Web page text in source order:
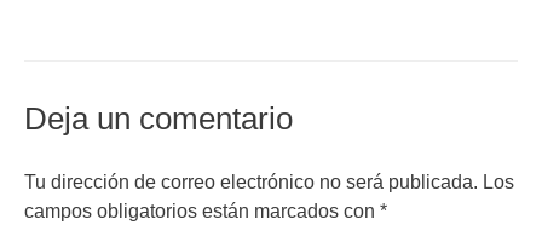
Deja un comentario
Tu dirección de correo electrónico no será publicada. Los
campos obligatorios están marcados con *